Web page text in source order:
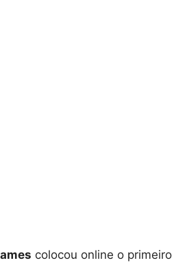
colocou online o primeiro